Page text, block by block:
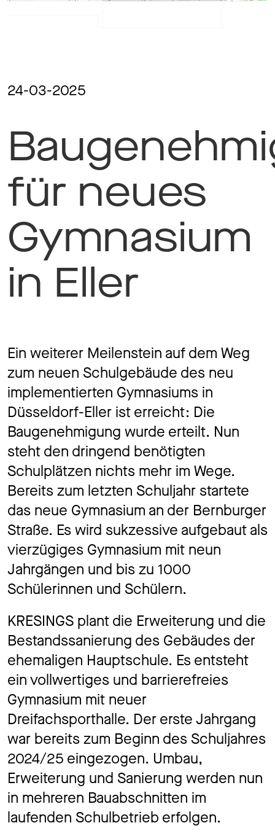
24-03-2025
für neues
Gymnasium
in Eller
Ein weiterer Meilenstein auf dem Weg
zum neuen Schulgebäude des neu
implementierten Gymnasiums in
Düsseldorf-Eller ist erreicht: Die
Baugenehmigung wurde erteilt. Nun
steht den dringend benötigten
Schulplätzen nichts mehr im Wege.
Bereits zum letzten Schuljahr startete
das neue Gymnasium an der Bernburger
Straße. Es wird sukzessive aufgebaut als
vierzügiges Gymnasium mit neun
Jahrgängen und bis zu 1000
Schülerinnen und Schülern.
KRESINGS plant die Erweiterung und die
Bestandssanierung des Gebäudes der
ehemaligen Hauptschule. Es entsteht
ein vollwertiges und barrierefreies
Gymnasium mit neuer
Dreifachsporthalle. Der erste Jahrgang
war bereits zum Beginn des Schuljahres
2024/25 eingezogen. Umbau,
Erweiterung und Sanierung werden nun
in mehreren Bauabschnitten im
laufenden Schulbetrieb erfolgen.